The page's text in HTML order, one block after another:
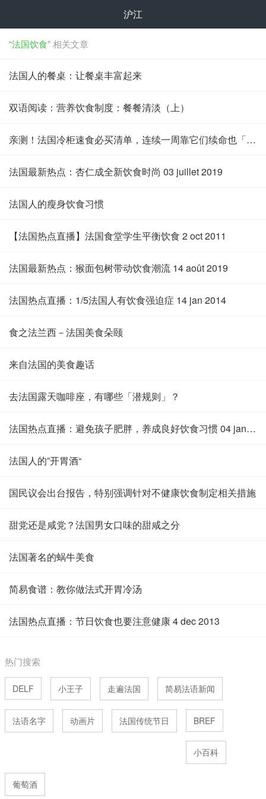
沪江
“法国饮食”相关文章
法国人的餐桌：让餐桌丰富起来
双语阅读：营养饮食制度：餐餐清淡（上）
亲测！法国冷柜速食必买清单，连续一周靠它们续命也「可」！
法国最新热点：杏仁成全新饮食时尚 03 juillet 2019
法国人的瘦身饮食习惯
【法国热点直播】法国食堂学生平衡饮食 2 oct 2011
法国最新热点：猴面包树带动饮食潮流 14 août 2019
法国热点直播：1/5法国人有饮食强迫症 14 jan 2014
食之法兰西－法国美食朵颐
来自法国的美食趣话
去法国露天咖啡座，有哪些「潜规则」？
法国热点直播：避免孩子肥胖，养成良好饮食习惯 04 jan 2017
法国人的”开胃酒“
国民议会出台报告，特别强调针对不健康饮食制定相关措施
甜党还是咸党？法国男女口味的甜咸之分
法国著名的蜗牛美食
简易食谱：教你做法式开胃冷汤
法国热点直播：节日饮食也要注意健康 4 dec 2013
热门搜索
DELF 小王子 走遍法国 简易法语新闻
法语名字 动画片 法国传统节日 BREF
小百科
葡萄酒